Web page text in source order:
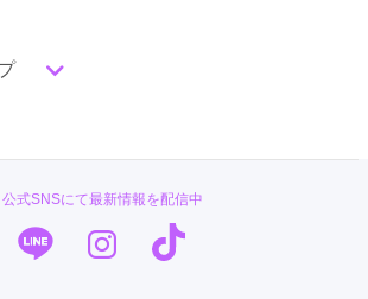
白
ト キュート クール
ィネート特集
集
公式SNSにて最新情報を配信中